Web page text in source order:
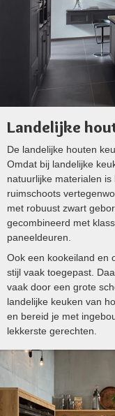
Landelijke
De landelijke houten
Omdat bij landelijke
natuurlijke materialen is
ruimschoots
met robuust zwart
gecombineerd met
paneeldeuren.
Ook een kookeiland en
stijl vaak toegepast.
vaak door een grote
landelijke keuken van
en bereid je met
lekkerste gerechten.